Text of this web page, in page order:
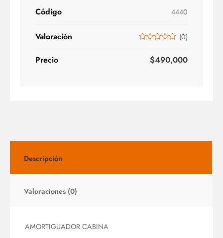
Código 4440
Valoración (0)
Precio $490,000
Descripción
Valoraciones (0)
AMORTIGUADOR CABINA